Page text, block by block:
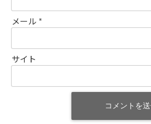
メール *
サイト